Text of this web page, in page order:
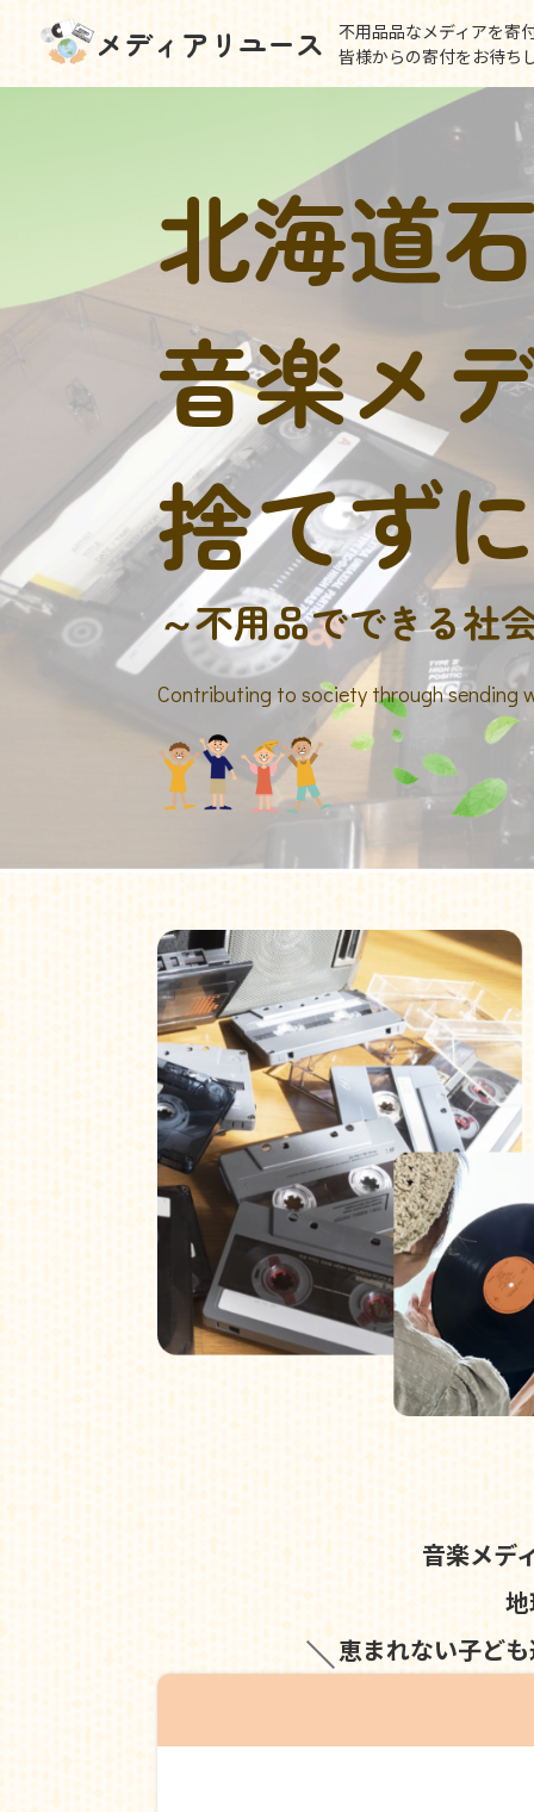
メディアリユース
不用品品なメディアを寄
皆様からの寄付をお待ち
北海道
音楽メ
捨てず
～不用品でできる社
Contributing to society through sending
音楽メデ
恵まれない子ど